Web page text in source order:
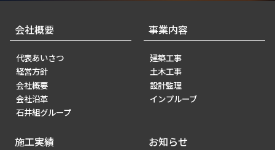
会社概要
代表あいさつ
経営方針
会社概要
会社沿革
石井組グループ
事業内容
建築工事
土木工事
設計監理
インプルーブ
施工実績 お知らせ